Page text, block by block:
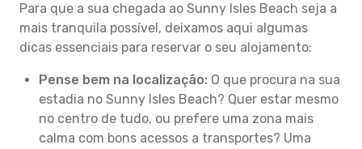
Para que a sua chegada ao Sunny Isles Beach seja a
mais tranquila possível, deixamos aqui algumas
dicas essenciais para reservar o seu alojamento:
Pense bem na localização: O que procura na sua
estadia no Sunny Isles Beach? Quer estar mesmo
no centro de tudo, ou prefere uma zona mais
calma com bons acessos a transportes? Uma